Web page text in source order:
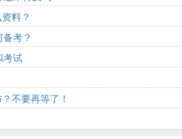
料？
考？
考试
不要再等了！